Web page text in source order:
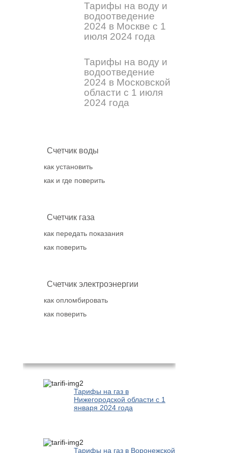
Тарифы на воду и
водоотведение
2024 в Москве с 1
июля 2024 года
Тарифы на воду и
водоотведение
2024 в Московской
области с 1 июля
2024 года
Счетчик воды
как установить
как и где поверить
Счетчик газа
как передать показания
как поверить
Счетчик электроэнергии
как опломбировать
как поверить
Тарифы на газ в
Нижегородской области с 1
января 2024 года
Тарифы на газ в Воронежской